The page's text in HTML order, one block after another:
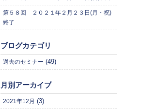
第５８回 ２０２１年２月２３日(月・祝)
終了
ブログカテゴリ
過去のセミナー (49)
月別アーカイブ
2021年12月 (3)